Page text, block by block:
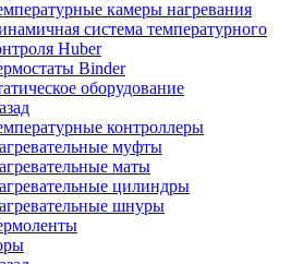
камеры нагревания
система температурного
Huber
Binder
оборудование
контроллеры
муфты
маты
цилиндры
шнуры